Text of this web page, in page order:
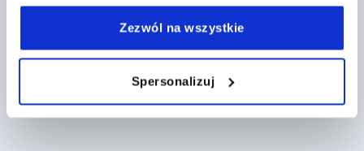
Zezwól na wszystkie
Spersonalizuj
CAD
POBIERANIE